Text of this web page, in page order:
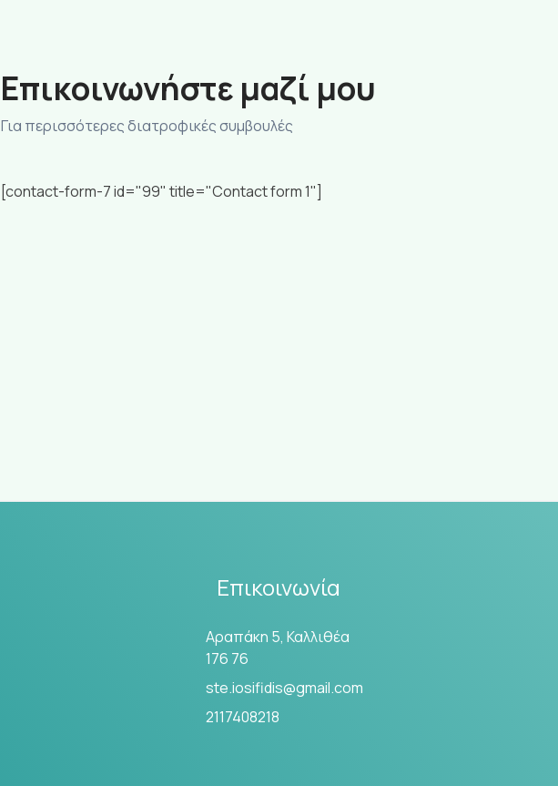
Eπικοινωνήστε μαζί μου
Για περισσότερες διατροφικές συμβουλές
[contact-form-7 id="99" title="Contact form 1"]
Επικοινωνία
Αραπάκη 5, Καλλιθέα
176 76
ste.iosifidis@gmail.com
2117408218